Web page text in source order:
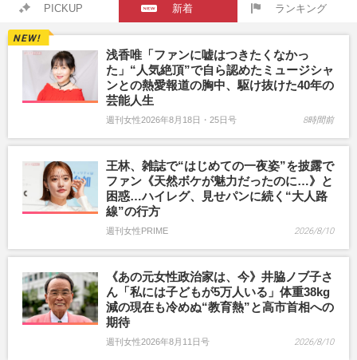
PICKUP 新着 ランキング
浅香唯「ファンに嘘はつきたくなかっ
た」“人気絶頂”で自ら認めたミュージシャ
ンとの熱愛報道の胸中、駆け抜けた40年の
芸能人生
週刊女性2026年8月18日・25日号 8時間前
王林、雑誌で“はじめての一夜姿”を披露で
ファン《天然ボケが魅力だったのに…》と
困惑…ハイレグ、見せパンに続く“大人路
線”の行方
週刊女性PRIME 2026/8/10
《あの元女性政治家は、今》井脇ノブ子さ
ん「私には子どもが5万人いる」体重38kg
減の現在も冷めぬ“教育熱”と高市首相への
期待
週刊女性2026年8月11日号 2026/8/10